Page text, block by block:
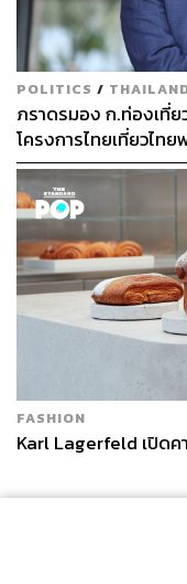
POLITICS /
ภราดรมอง ก.ท่องเที่ย
โครงการไทยเที่ยวไท
FASHION
Karl Lagerfeld เปิด